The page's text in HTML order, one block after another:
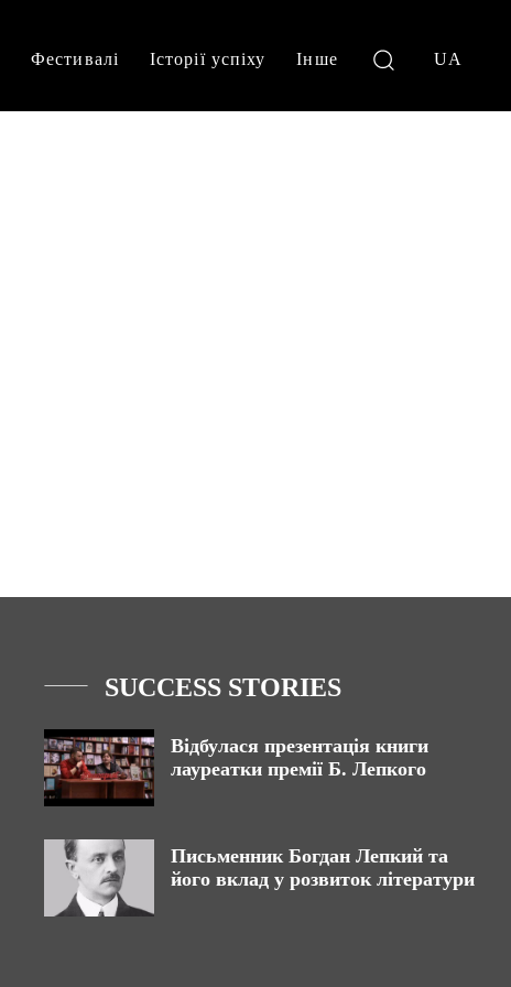
Фестивалі Історії успіху Інше UA
SUCCESS STORIES
Відбулася презентація книги
лауреатки премії Б. Лепкого
Письменник Богдан Лепкий та
його вклад у розвиток літератури